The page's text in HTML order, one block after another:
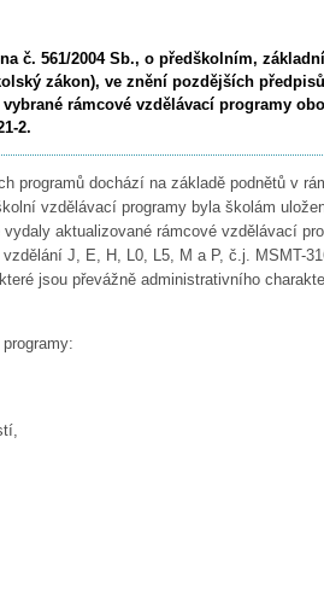
č. 561/2004 Sb., o předškolním,
zákon), ve znění pozdějších
rámcové vzdělávací programy
2.
programů dochází na základě podnětů v
vzdělávací programy byla školám
aktualizované rámcové vzdělávací
J, E, H, L0, L5, M a P, č.j. MSMT-
jsou převážně administrativního